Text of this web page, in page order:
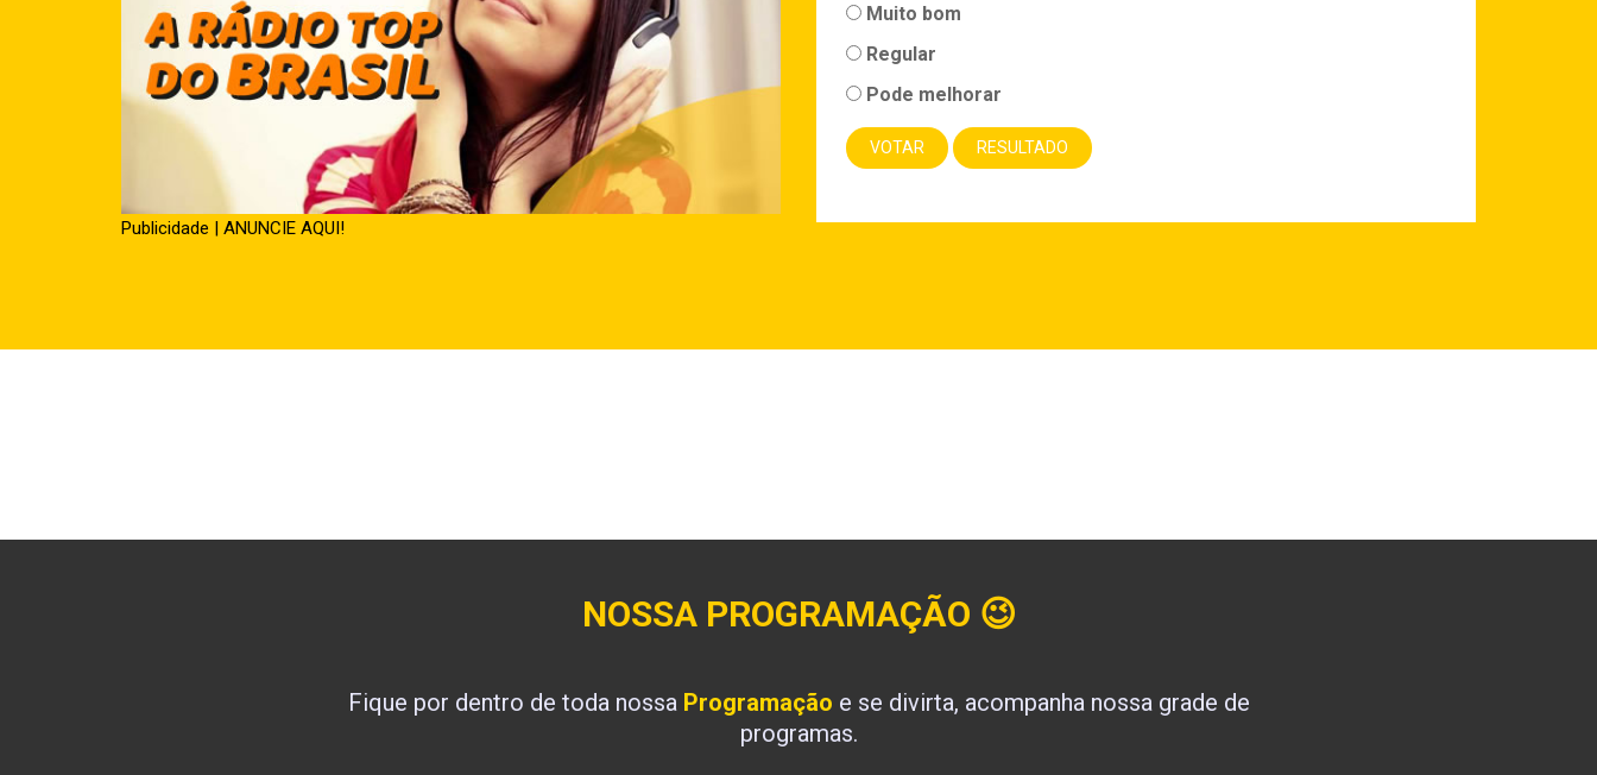
Publicidade | ANUNCIE AQUI!
Muito bom
Regular
Pode melhorar
NOSSA PROGRAMAÇÃO 😉
Fique por dentro de toda nossa Programação e se divirta, acompanha nossa grade de
programas.